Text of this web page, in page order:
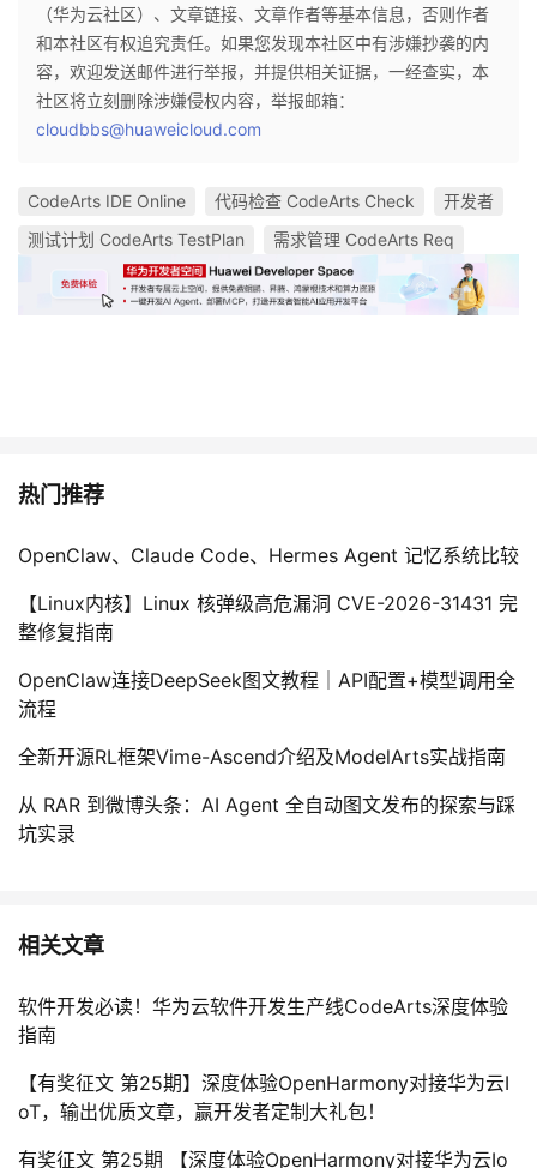
（华为云社区）、文章链接、文章作者等基本信息，否则作者
和本社区有权追究责任。如果您发现本社区中有涉嫌抄袭的内
容，欢迎发送邮件进行举报，并提供相关证据，一经查实，本
社区将立刻删除涉嫌侵权内容，举报邮箱：
cloudbbs@huaweicloud.com
CodeArts IDE Online 代码检查 CodeArts Check
开发者
测试计划 CodeArts TestPlan
需求管理 CodeArts Req
热门推荐
OpenClaw、Claude Code、Hermes Agent 记忆系统比较
【Linux内核】Linux 核弹级高危漏洞 CVE-2026-31431 完
整修复指南
OpenClaw连接DeepSeek图文教程｜API配置+模型调用全
流程
全新开源RL框架Vime-Ascend介绍及ModelArts实战指南
从 RAR 到微博头条：AI Agent 全自动图文发布的探索与踩
坑实录
相关文章
软件开发必读！华为云软件开发生产线CodeArts深度体验
指南
【有奖征文 第25期】深度体验OpenHarmony对接华为云I
oT，输出优质文章，赢开发者定制大礼包！
有奖征文 第25期 【深度体验OpenHarmony对接华为云Io